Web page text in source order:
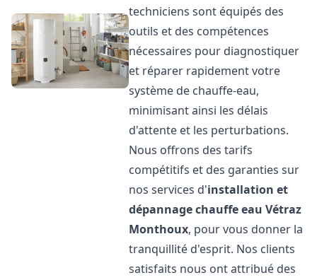
techniciens sont équipés des
outils et des compétences
nécessaires pour diagnostiquer
et réparer rapidement votre
système de chauffe-eau,
minimisant ainsi les délais
d'attente et les perturbations.
Nous offrons des tarifs
compétitifs et des garanties sur
nos services d'installation et
dépannage chauffe eau Vétraz
Monthoux, pour vous donner la
tranquillité d'esprit. Nos clients
satisfaits nous ont attribué des